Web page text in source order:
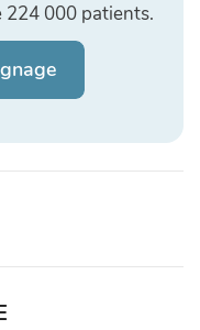
224 000 patients.